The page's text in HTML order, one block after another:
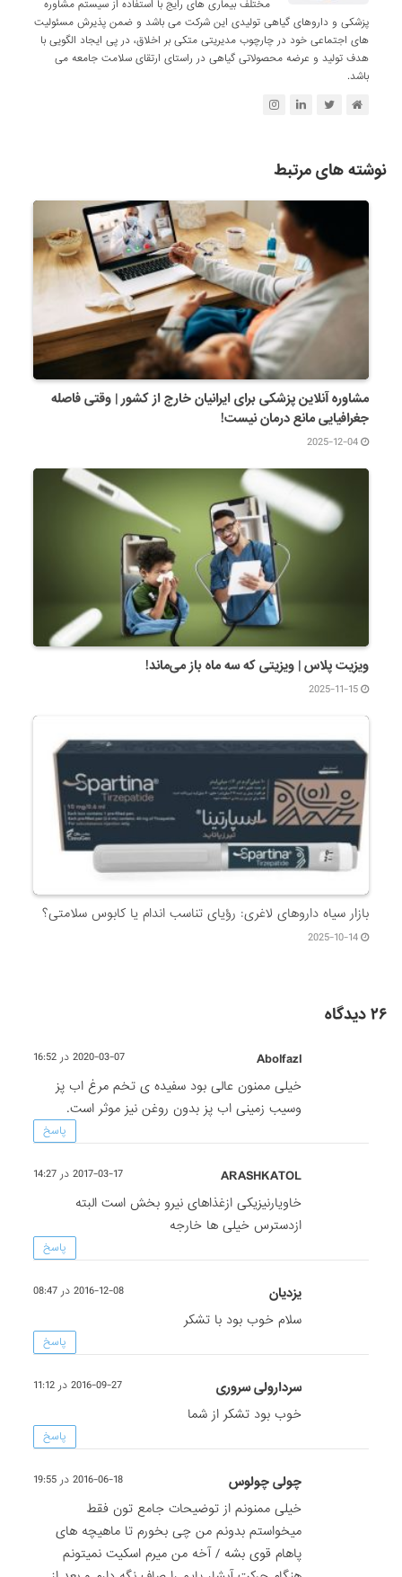
مختلف بیماری های رایج با استفاده از سیستم مشاوره
پزشکی و داروهای گیاهی تولیدی این شرکت می باشد و ضمن پذیرش مسئولیت
های اجتماعی خود در چارچوب مدیریتی متکی بر اخلاق، در پی ایجاد الگویی با
هدف تولید و عرضه محصولاتی گیاهی در راستای ارتقای سلامت جامعه می
باشد.
نوشته های مرتبط
مشاوره آنلاین پزشکی برای ایرانیان خارج از کشور | وقتی فاصله
جغرافیایی مانع درمان نیست!
2025-12-04
ویزیت پلاس | ویزیتی که سه ماه باز می‌ماند!
2025-11-15
بازار سیاه داروهای لاغری: رؤیای تناسب اندام یا کابوس سلامتی؟
2025-10-14
۲۶ دیدگاه
Abolfazl 2020-03-07 در 16:52
خیلی ممنون عالی بود سفیده ی تخم مرغ اب پز
وسیب زمینی اب پز بدون روغن نیز موثر است.
پاسخ
ARASHKATOL 2017-03-17 در 14:27
خاویارنیزیکی ازغذاهای نیرو بخش است البته
ازدسترس خیلی ها خارجه
پاسخ
یزدیان 2016-12-08 در 08:47
سلام خوب بود با تشکر
پاسخ
سردارولی سروری 2016-09-27 در 11:12
خوب بود تشکر از شما
پاسخ
چولی چولوس 2016-06-18 در 19:55
خیلی ممنونم از توضیحات جامع تون فقط
میخواستم بدونم من چی بخورم تا ماهیچه های
پاهام قوی بشه / آخه من میرم اسکیت نمیتونم